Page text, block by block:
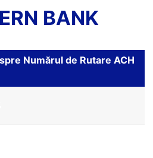
BANK
Numărul de Rutare ACH